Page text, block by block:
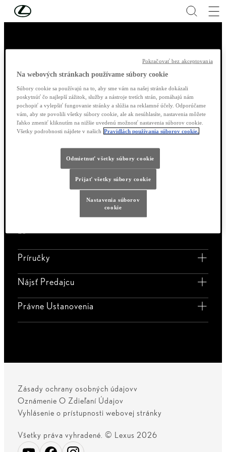
Skip to Main Content
Vozidlá
ES
LS
Príručky
Nájsť Predajcu
Právne Ustanovenia
Zásady ochrany osobných údajovv
Oznámenie O Zdieľaní Údajov
Vyhlásenie o prístupnosti webovej stránky
Všetky práva vyhradené. © Lexus 2026
Na webových stránkach používame súbory cookie
Súbory cookie sa používajú na to, aby sme vám na našej stránke dokázali
poskytnúť čo najlepší zážitok, služby a nástroje tretích strán, pomáhajú nám
pochopiť a vylepšiť fungovanie stránky a slúžia na reklamné účely. Odporúčame
vám, aby ste povolili všetky súbory cookie, ale ak nesúhlasíte, nastavenia môžete
ľahko zmeniť kliknutím na nižšie uvedenú možnosť nastavenia súborov cookie.
Všetky podrobnosti nájdete v našich Pravidlách používania súborov cookie.
Odmietnuť všetky súbory cookie
Prijať všetky súbory cookie
Nastavenia súborov
cookie
Pokračovať bez akceptovania